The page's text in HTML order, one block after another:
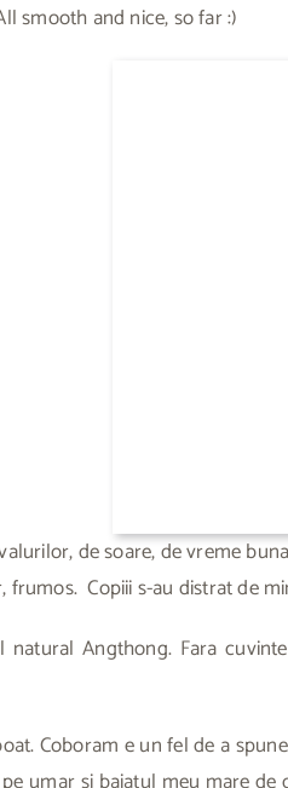
smooth and nice, so far :)
de soare, de vreme
frumos. Copiii s-au distrat de
Angthong. Fara
Coboram e un fel de a